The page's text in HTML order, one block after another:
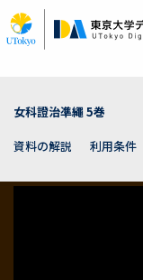
イ
ン
女科證治凖繩 5巻
資料の解説
利用条件